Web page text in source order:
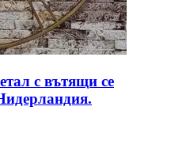
с вътящи се